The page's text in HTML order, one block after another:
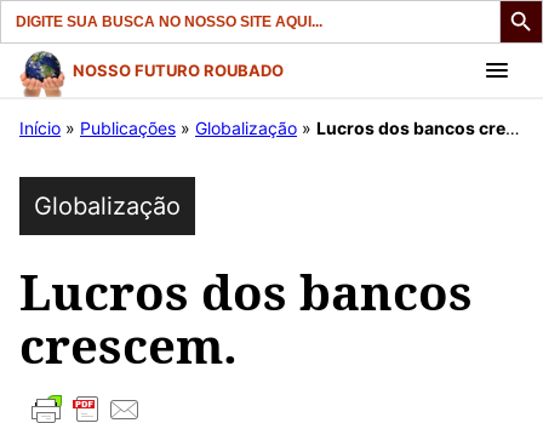
Search
for:
Pular
para
conteúdo
NOSSO FUTURO ROUBADO
Início » Publicações » Globalização » Lucros dos bancos crescem.
Globalização
Lucros dos bancos
crescem.